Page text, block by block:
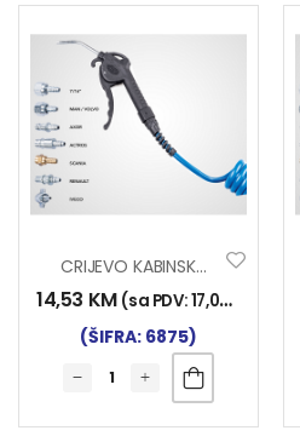
CRIJEVO KABINSKO 5M MAN-VOLVO
14,53 KM (sa PDV:17,00
(ŠIFRA: 6875)